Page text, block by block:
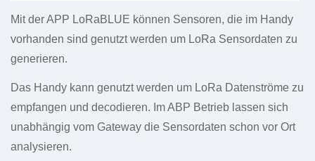
Mit der APP LoRaBLUE können Sensoren, die im Handy
vorhanden sind genutzt werden um LoRa Sensordaten zu
generieren.
Das Handy kann genutzt werden um LoRa Datenströme zu
empfangen und decodieren. Im ABP Betrieb lassen sich
unabhängig vom Gateway die Sensordaten schon vor Ort
analysieren.